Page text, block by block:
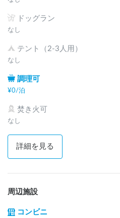
ドッグラン
なし
テント（2-3人用）
なし
調理可
¥0/泊
焚き火可
なし
詳細を見る
周辺施設
コンビニ